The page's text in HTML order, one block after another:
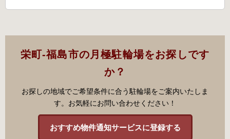
栄町-福島市の月極駐輪場をお探しです
か？
お探しの地域でご希望条件に合う駐輪場をご案内いたしま
す。お気軽にお問い合わせください！
おすすめ物件通知サービスに登録する